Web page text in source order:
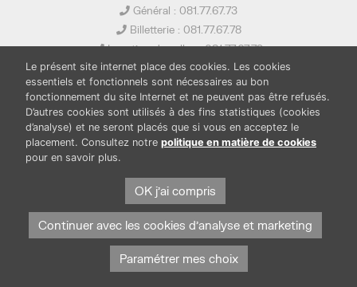
Général : 081.77.67.73
Billetterie : 081.77.67.78
Location de salles : 081.77.67.79
info@ledelta.be
BOUTIQUE
Protection des données et cookies
Mentions légales
Le présent site internet place des cookies. Les cookies
essentiels et fonctionnels sont nécessaires au bon
fonctionnement du site Internet et ne peuvent pas être refusés.
D’autres cookies sont utilisés à des fins statistiques (cookies
d’analyse) et ne seront placés que si vous en acceptez le
placement. Consultez notre politique en matière de cookies
pour en savoir plus.
OK j'ai compris
Continuer avec les cookies d'analyse et marketing
Paramétrer mes choix